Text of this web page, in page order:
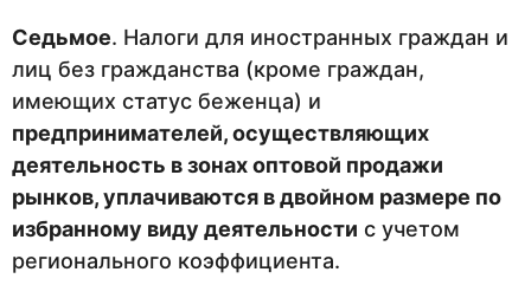
Седьмое. Налоги для иностранных граждан и
лиц без гражданства (кроме граждан,
имеющих статус беженца) и
предпринимателей, осуществляющих
деятельность в зонах оптовой продажи
рынков, уплачиваются в двойном размере по
избранному виду деятельности с учетом
регионального коэффициента.